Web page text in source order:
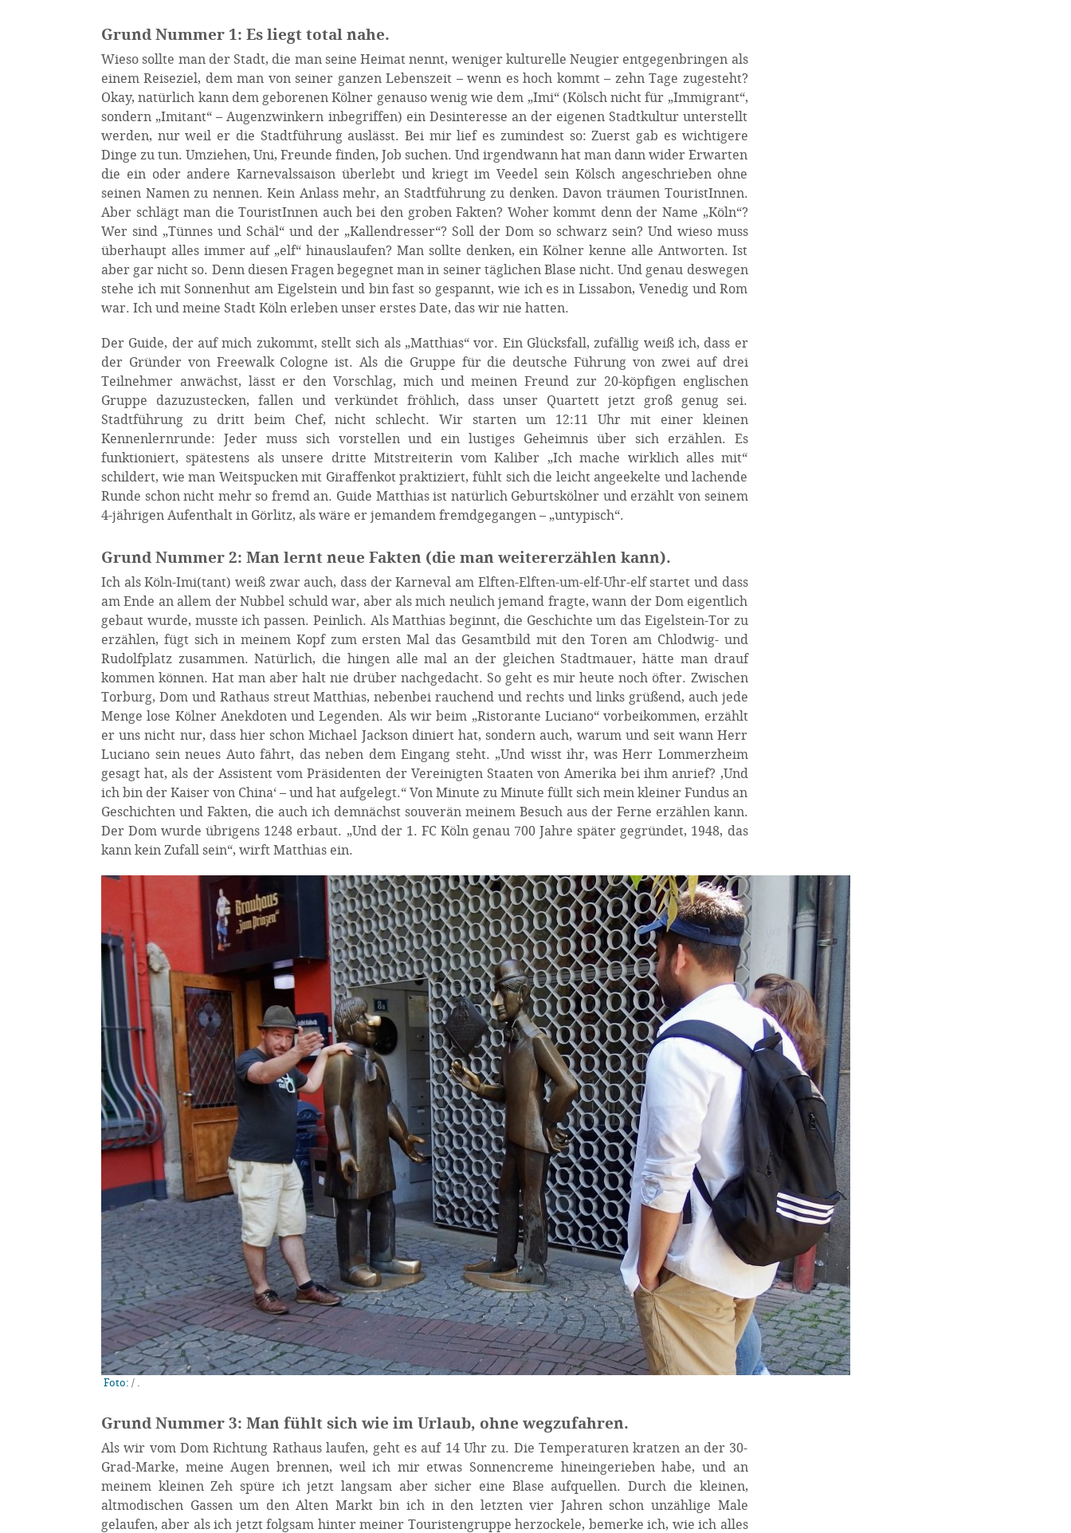
Grund Nummer 1: Es liegt total nahe.
Wieso sollte man der Stadt, die man seine Heimat nennt, weniger kulturelle Neugier entgegenbringen als
einem Reiseziel, dem man von seiner ganzen Lebenszeit – wenn es hoch kommt – zehn Tage zugesteht?
Okay, natürlich kann dem geborenen Kölner genauso wenig wie dem „Imi“ (Kölsch nicht für „Immigrant“,
sondern „Imitant“ – Augenzwinkern inbegriffen) ein Desinteresse an der eigenen Stadtkultur unterstellt
werden, nur weil er die Stadtführung auslässt. Bei mir lief es zumindest so: Zuerst gab es wichtigere
Dinge zu tun. Umziehen, Uni, Freunde finden, Job suchen. Und irgendwann hat man dann wider Erwarten
die ein oder andere Karnevalssaison überlebt und kriegt im Veedel sein Kölsch angeschrieben ohne
seinen Namen zu nennen. Kein Anlass mehr, an Stadtführung zu denken. Davon träumen TouristInnen.
Aber schlägt man die TouristInnen auch bei den groben Fakten? Woher kommt denn der Name „Köln“?
Wer sind „Tünnes und Schäl“ und der „Kallendresser“? Soll der Dom so schwarz sein? Und wieso muss
überhaupt alles immer auf „elf“ hinauslaufen? Man sollte denken, ein Kölner kenne alle Antworten. Ist
aber gar nicht so. Denn diesen Fragen begegnet man in seiner täglichen Blase nicht. Und genau deswegen
stehe ich mit Sonnenhut am Eigelstein und bin fast so gespannt, wie ich es in Lissabon, Venedig und Rom
war. Ich und meine Stadt Köln erleben unser erstes Date, das wir nie hatten.
Der Guide, der auf mich zukommt, stellt sich als „Matthias“ vor. Ein Glücksfall, zufällig weiß ich, dass er
der Gründer von Freewalk Cologne ist. Als die Gruppe für die deutsche Führung von zwei auf drei
Teilnehmer anwächst, lässt er den Vorschlag, mich und meinen Freund zur 20-köpfigen englischen
Gruppe dazuzustecken, fallen und verkündet fröhlich, dass unser Quartett jetzt groß genug sei.
Stadtführung zu dritt beim Chef, nicht schlecht. Wir starten um 12:11 Uhr mit einer kleinen
Kennenlernrunde: Jeder muss sich vorstellen und ein lustiges Geheimnis über sich erzählen. Es
funktioniert, spätestens als unsere dritte Mitstreiterin vom Kaliber „Ich mache wirklich alles mit“
schildert, wie man Weitspucken mit Giraffenkot praktiziert, fühlt sich die leicht angeekelte und lachende
Runde schon nicht mehr so fremd an. Guide Matthias ist natürlich Geburtskölner und erzählt von seinem
4-jährigen Aufenthalt in Görlitz, als wäre er jemandem fremdgegangen – „untypisch“.
Grund Nummer 2: Man lernt neue Fakten (die man weitererzählen kann).
Ich als Köln-Imi(tant) weiß zwar auch, dass der Karneval am Elften-Elften-um-elf-Uhr-elf startet und dass
am Ende an allem der Nubbel schuld war, aber als mich neulich jemand fragte, wann der Dom eigentlich
gebaut wurde, musste ich passen. Peinlich. Als Matthias beginnt, die Geschichte um das Eigelstein-Tor zu
erzählen, fügt sich in meinem Kopf zum ersten Mal das Gesamtbild mit den Toren am Chlodwig- und
Rudolfplatz zusammen. Natürlich, die hingen alle mal an der gleichen Stadtmauer, hätte man drauf
kommen können. Hat man aber halt nie drüber nachgedacht. So geht es mir heute noch öfter. Zwischen
Torburg, Dom und Rathaus streut Matthias, nebenbei rauchend und rechts und links grüßend, auch jede
Menge lose Kölner Anekdoten und Legenden. Als wir beim „Ristorante Luciano“ vorbeikommen, erzählt
er uns nicht nur, dass hier schon Michael Jackson diniert hat, sondern auch, warum und seit wann Herr
Luciano sein neues Auto fährt, das neben dem Eingang steht. „Und wisst ihr, was Herr Lommerzheim
gesagt hat, als der Assistent vom Präsidenten der Vereinigten Staaten von Amerika bei ihm anrief? ‚Und
ich bin der Kaiser von China‘ – und hat aufgelegt.“ Von Minute zu Minute füllt sich mein kleiner Fundus an
Geschichten und Fakten, die auch ich demnächst souverän meinem Besuch aus der Ferne erzählen kann.
Der Dom wurde übrigens 1248 erbaut. „Und der 1. FC Köln genau 700 Jahre später gegründet, 1948, das
kann kein Zufall sein“, wirft Matthias ein.
Foto: /
Grund Nummer 3: Man fühlt sich wie im Urlaub, ohne wegzufahren.
Als wir vom Dom Richtung Rathaus laufen, geht es auf 14 Uhr zu. Die Temperaturen kratzen an der 30-
Grad-Marke, meine Augen brennen, weil ich mir etwas Sonnencreme hineingerieben habe, und an
meinem kleinen Zeh spüre ich jetzt langsam aber sicher eine Blase aufquellen. Durch die kleinen,
altmodischen Gassen um den Alten Markt bin ich in den letzten vier Jahren schon unzählige Male
gelaufen, aber als ich jetzt folgsam hinter meiner Touristengruppe herzockele, bemerke ich, wie ich alles